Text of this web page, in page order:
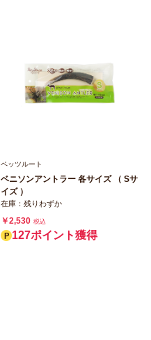
ペッツルート
ベニソンアントラー 各サイズ （ Sサ
イズ ）
在庫：残りわずか
￥2,530 税込
127ポイント獲得